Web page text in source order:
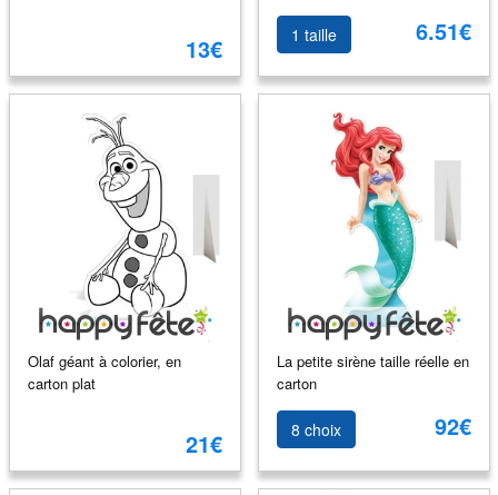
13€ 1 taille 6.51€
Olaf géant à colorier, en
carton plat
21€
La petite sirène taille réelle en
carton
8 choix 92€